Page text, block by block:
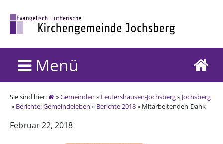
Menü
Sie sind hier: »Gemeinden » Leutershausen-Jochsberg» Jochsberg
» Berichte: Gemeindeleben » Berichte 2018» Mitarbeitenden-Dank
Februar 22, 2018